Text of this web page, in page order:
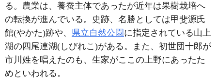
る。農業は、養蚕主体であったが近年は果樹栽培へ
の転換が進んでいる。史跡、名勝としては甲斐源氏
館(やかた)跡や、 県立自然公園 に指定されている山上
湖の四尾連湖(しびれこ)がある。また、初世団十郎が
市川姓を唱えたのも、生家がここの上野にあったた
めといわれる。